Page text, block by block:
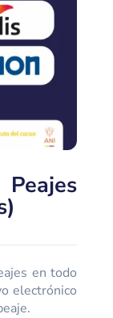
en todo
electrónico